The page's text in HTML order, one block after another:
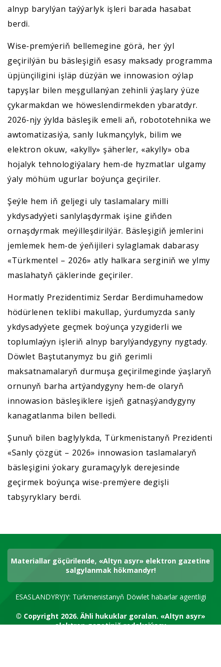
alnyp barylýan taýýarlyk işleri barada hasabat
berdi.
Wise-premýeriň bellemegine görä, her ýyl
geçirilýän bu bäsleşigiň esasy maksady programma
üpjünçiligini işläp düzýän we innowasion oýlap
tapyşlar bilen meşgullanýan zehinli ýaşlary ýüze
çykarmakdan we höweslendirmekden ybaratdyr.
2026-njy ýylda bäsleşik emeli aň, robototehnika we
awtomatizasiýa, sanly lukmançylyk, bilim we
elektron okuw, «akylly» şäherler, «akylly» oba
hojalyk tehnologiýalary hem-de hyzmatlar ulgamy
ýaly möhüm ugurlar boýunça geçiriler.
Şeýle hem iň geljegi uly taslamalary milli
ykdysadyýeti sanlylaşdyrmak işine giňden
ornaşdyrmak meýilleşdirilýär. Bäsleşigiň jemlerini
jemlemek hem-de ýeňijileri sylaglamak dabarasy
«Türkmentel – 2026» atly halkara serginiň we ylmy
maslahatyň çäklerinde geçiriler.
Hormatly Prezidentimiz Serdar Berdimuhamedow
hödürlenen teklibi makullap, ýurdumyzda sanly
ykdysadyýete geçmek boýunça yzygiderli we
toplumlaýyn işleriň alnyp barylýandygyny nygtady.
Döwlet Baştutanymyz bu giň gerimli
maksatnamalaryň durmuşa geçirilmeginde ýaşlaryň
ornunyň barha artýandygyny hem-de olaryň
innowasion bäsleşiklere işjeň gatnaşýandygyny
kanagatlanma bilen belledi.
Şunuň bilen baglylykda, Türkmenistanyň Prezidenti
«Sanly çözgüt – 2026» innowasion taslamalaryň
bäsleşigini ýokary guramaçylyk derejesinde
geçirmek boýunça wise-premýere degişli
tabşyryklary berdi.
Materiallar göçürilende, «Altyn asyr» elektron gazetine
salgylanmak hökmandyr!
ESASLANDYRYJY: Türkmenistanyň Döwlet habarlar agentligi
© Copyright 2026. Ähli hukuklar goralan. «Altyn asyr»
elektron gazetiniň redaksiýasy